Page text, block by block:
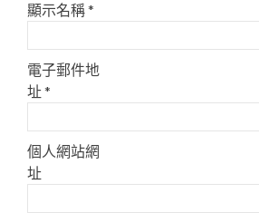
顯示名稱*
電子郵件地
址*
個人網站網
址